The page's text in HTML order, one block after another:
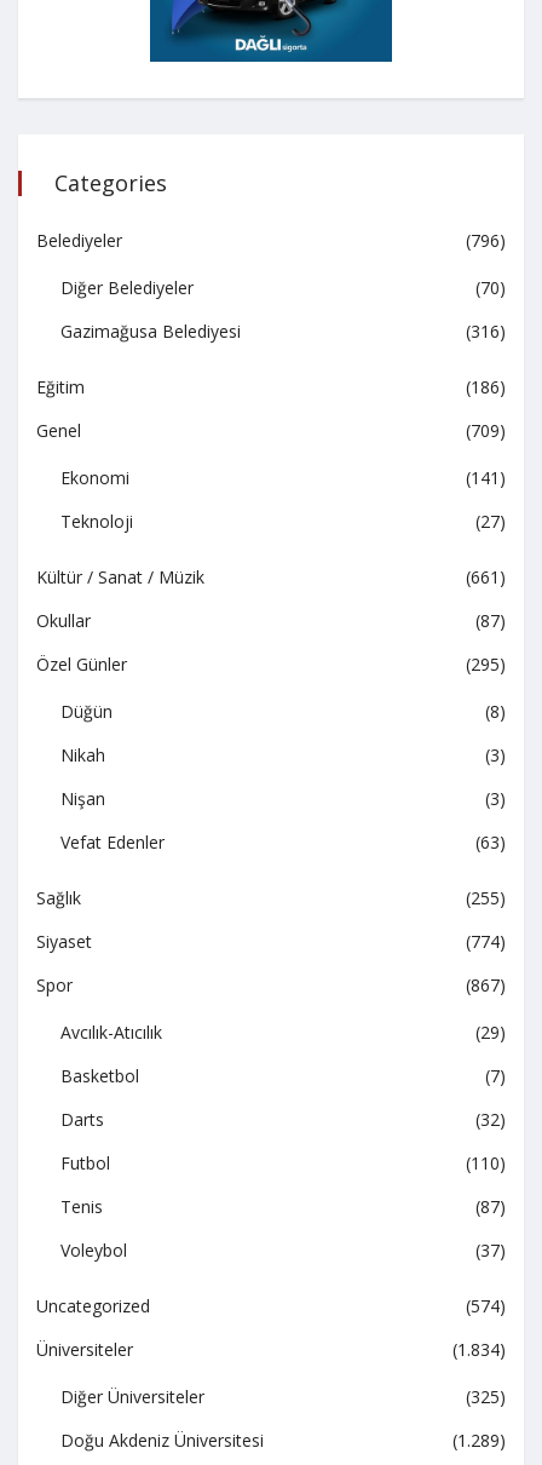
Categories
Belediyeler (796)
Diğer Belediyeler
(70)
Gazimağusa Belediyesi
(316)
Eğitim
(186)
Genel
(709)
Ekonomi
(141)
Teknoloji
(27)
Kültür / Sanat / Müzik
(661)
Okullar
(87)
Özel Günler
(295)
Düğün
(8)
Nikah
(3)
Nişan
(3)
Vefat Edenler
(63)
Sağlık
(255)
Siyaset
(774)
Spor
(867)
Avcılık-Atıcılık
(29)
Basketbol
(7)
Darts
(32)
Futbol
(110)
Tenis
(87)
Voleybol
(37)
Uncategorized
(574)
Üniversiteler
(1.834)
Diğer Üniversiteler
(325)
Doğu Akdeniz Üniversitesi
(1.289)